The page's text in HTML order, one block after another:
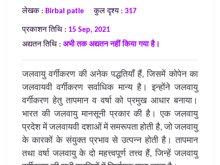
लेखक : Birbal patle कुल दृश्य : 317
प्रकाशन तिथि : 15 Sep, 2021
अद्यतन तिथि : अभी तक अद्यतन नहीं किया गया है।
जलवायु वर्गीकरण की अनेक पद्धतियाँ हैं, जिसमें कोपेन का
जलवायवी वर्गीकरण सर्वाधिक मान्य है। इन्होंने जलवायु
वर्गीकरण हेतु तापमान व वर्षा को प्रमुख आधार बनाया।
भारत की जलवायु मानसूनी प्रकार की है। एक जलवायु
प्रदेश में जलवायवी दशाओं में समरूपता होती है, जो जलवायु
के कारकों के संयुक्त प्रभाव से उत्पन्न होती है। तापमान
तथा वर्षा जलवायु के दो महत्त्वपूर्ण तत्त्व हैं, जिन्हें जलवायु